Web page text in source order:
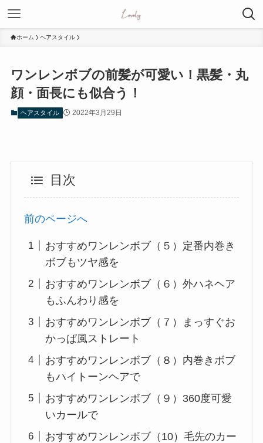
ホーム ヘアスタイル
ワンレンボブの前髪が可愛い！黒髪・丸
顔・面長にも似合う！
ヘアスタイル 2022年3月29日
目次
前のページへ
おすすめワンレンボブ（５）定番内巻き
ボブもツヤ感を
おすすめワンレンボブ（６）外ハネヘア
もふんわり感を
おすすめワンレンボブ（７）まっすぐお
かっぱ風ストレート
おすすめワンレンボブ（８）内巻きボブ
もハイトーンヘアで
おすすめワンレンボブ（９）360度可愛
いカールで
おすすめワンレンボブ（10）毛先のカー